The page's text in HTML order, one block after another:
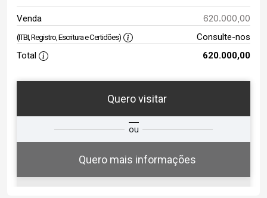
Venda 620.000,00
(ITBI, Registro, Escritura e Certidões)
Consulte-nos
Total
620.000,00
Quero visitar
ou
Quero mais informações
Qual o melhor dia e horário para
você?